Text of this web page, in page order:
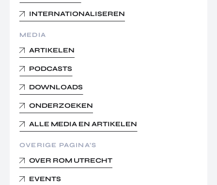
INTERNATIONALISEREN
MEDIA
ARTIKELEN
PODCASTS
DOWNLOADS
ONDERZOEKEN
ALLE MEDIA EN ARTIKELEN
OVERIGE PAGINA’S
OVER ROM UTRECHT
EVENTS